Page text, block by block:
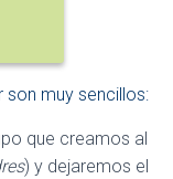
son muy sencillos:
que creamos al
) y dejaremos el